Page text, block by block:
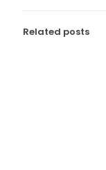
Related posts